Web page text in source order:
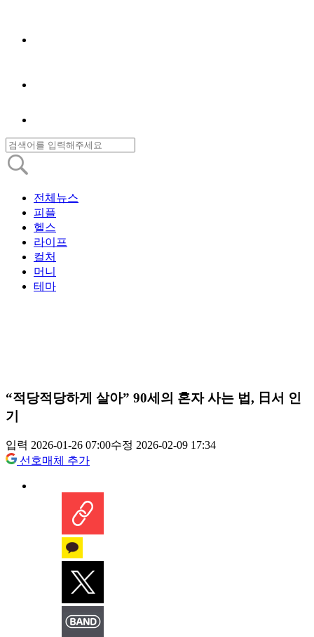
전체뉴스
피플
헬스
라이프
컬처
머니
테마
“적당적당하게 살아” 90세의 혼자 사는 법, 日서 인
기
입력 2026-01-26 07:00수정 2026-02-09 17:34
선호매체 추가